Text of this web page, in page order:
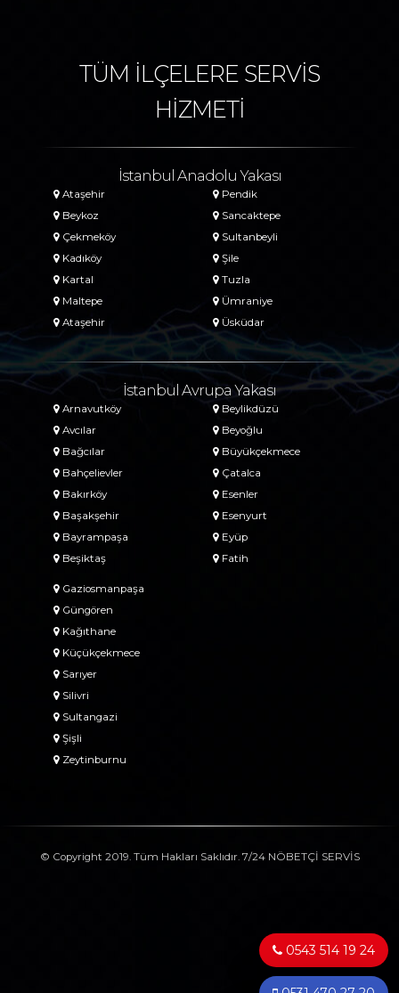
TÜM İLÇELERE SERVİS
HİZMETİ
İstanbul Anadolu Yakası
Ataşehir
Beykoz
Çekmeköy
Kadıköy
Kartal
Maltepe
Ataşehir
Pendik
Sancaktepe
Sultanbeyli
Şile
Tuzla
Ümraniye
Üsküdar
İstanbul Avrupa Yakası
Arnavutköy
Avcılar
Bağcılar
Bahçelievler
Bakırköy
Başakşehir
Bayrampaşa
Beşiktaş
Beylikdüzü
Beyoğlu
Büyükçekmece
Çatalca
Esenler
Esenyurt
Eyüp
Fatih
Gaziosmanpaşa
Güngören
Kağıthane
Küçükçekmece
Sarıyer
Silivri
Sultangazi
Şişli
Zeytinburnu
© Copyright 2019. Tüm Hakları Saklıdır. 7/24 NÖBETÇİ SERVİS
0543 514 19 24